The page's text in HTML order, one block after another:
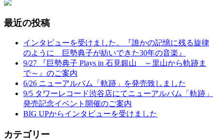
最近の投稿
インタビューを受けました。『誰かの記憶に残る旋律
のように 巨勢典子が紡いできた30年の音楽』
9/27 『巨勢典子 Plays in 石見銀山 ～里山から軌跡ま
で～』のご案内
6/26 ニューアルバム「軌跡」を発売致しました
9/5 タワーレコード渋谷店にてニューアルバム「軌跡」
発売記念イベント開催のご案内
BIG UPからインタビューを受けました
カテゴリー